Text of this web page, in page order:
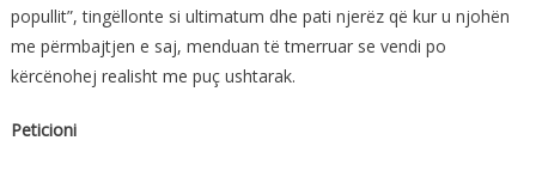
popullit”, tingëllonte si ultimatum dhe pati njerëz që kur u njohën
me përmbajtjen e saj, menduan të tmerruar se vendi po
kërcënohej realisht me puç ushtarak.
Peticioni